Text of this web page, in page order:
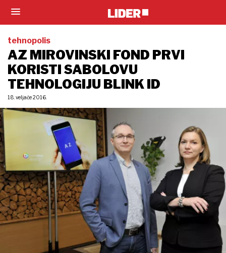
tehnopolis
AZ MIROVINSKI FOND PRVI
KORISTI SABOLOVU
TEHNOLOGIJU BLINK ID
18. veljače 2016.